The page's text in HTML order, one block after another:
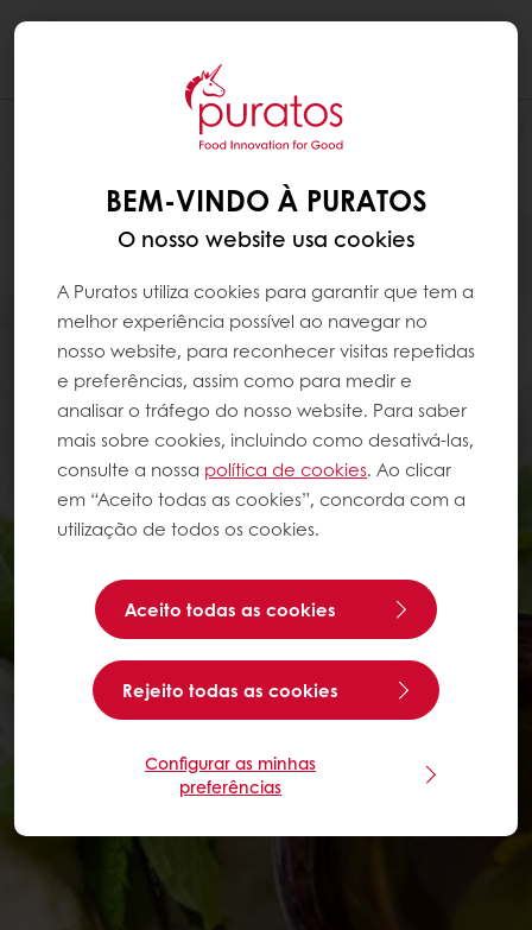
BEM-VINDO À PURATOS
O nosso website usa cookies
A Puratos utiliza cookies para garantir que tem a
melhor experiência possível ao navegar no
nosso website, para reconhecer visitas repetidas
e preferências, assim como para medir e
analisar o tráfego do nosso website. Para saber
mais sobre cookies, incluindo como desativá-las,
consulte a nossa política de cookies. Ao clicar
em “Aceito todas as cookies”, concorda com a
utilização de todos os cookies.
Aceito todas as cookies
Rejeito todas as cookies
Configurar as minhas
preferências